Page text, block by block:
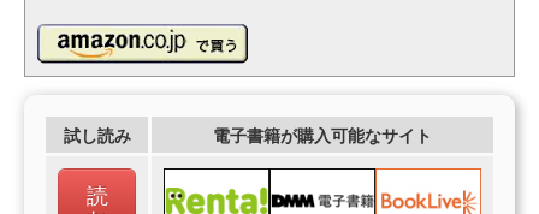
試し読み 電子書籍が購入可能なサイト
読